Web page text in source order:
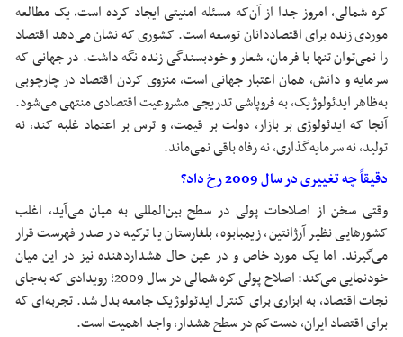
کره شمالی، امروز جدا از آن‌که مسئله امنیتی ایجاد کرده است، یک مطالعه
موردی زنده برای اقتصاددانان توسعه است. کشوری که نشان می‌دهد اقتصاد
را نمی‌توان تنها با فرمان، شعار و خودبسندگی زنده نگه داشت. در جهانی که
سرمایه و دانش، همان اعتبار جهانی است، منزوی کردن اقتصاد در چارچوبی
به‌ظاهر ایدئولوژیک، به فروپاشی تدریجی مشروعیت اقتصادی منتهی می‌شود.
آنجا که ایدئولوژی بر بازار، دولت بر قیمت، و ترس بر اعتماد غلبه کند، نه
تولید، نه سرمایه‌گذاری، نه رفاه باقی نمی‌ماند.
دقیقاً چه تغییری در سال2009رخ داد؟
وقتی سخن از اصلاحات پولی در سطح بین‌المللی به میان می‌آید، اغلب
کشورهایی نظیر آرژانتین، زیمبابوه، بلغارستان یا ترکیه در صدر فهرست قرار
می‌گیرند. اما یک مورد خاص و در عین حال هشداردهنده نیز در این میان
خودنمایی می‌کند: اصلاح پولی کره شمالی در سال 2009؛ رویدادی که به‌جای
نجات اقتصاد، به ابزاری برای کنترل ایدئولوژیک جامعه بدل شد. تجربه‌ای که
برای اقتصاد ایران، دست‌کم در سطح هشدار، واجد اهمیت است.